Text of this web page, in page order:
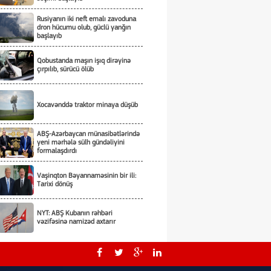
Rusiyanın iki neft emalı zavoduna
dron hücumu olub, güclü yanğın
başlayıb
Qobustanda maşın işıq dirəyinə
çırpılıb, sürücü ölüb
Xocavənddə traktor minaya düşüb
ABŞ-Azərbaycan münasibətlərində
yeni mərhələ sülh gündəliyini
formalaşdırdı
Vaşinqton Bəyannaməsinin bir ili:
Tarixi dönüş
NYT: ABŞ Kubanın rəhbəri
vəzifəsinə namizəd axtarır
Tarixi hadisələri zaman yaradır -
Tarixi dönüşləri isə liderlər!